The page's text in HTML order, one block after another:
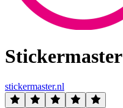
Stickermaster
stickermaster.nl